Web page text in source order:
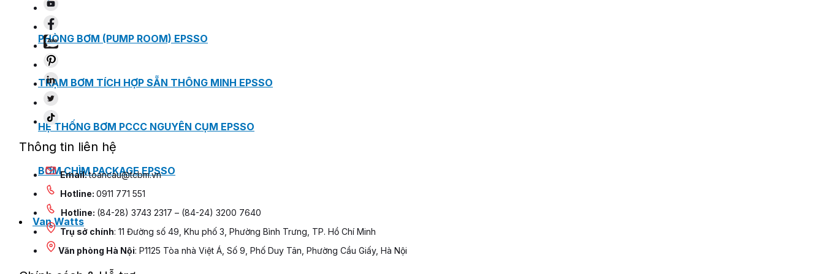
PHÒNG BƠM (PUMP ROOM) EPSSO
TRẠM BƠM TÍCH HỢP SẴN THÔNG MINH EPSSO
HỆ THỐNG BƠM PCCC NGUYÊN CỤM EPSSO
BƠM CHÌM PACKAGE EPSSO
Van Watts
Thông tin liên hệ
Email:toancau@tcbm.vn
Hotline: 0911 771 551
Hotline: (84-28) 3743 2317 – (84-24) 3200 7640
Trụ sở chính: 11 Đường số 49, Khu phố 3, Phường Bình Trưng, TP. Hồ Chí Minh
Văn phòng Hà Nội: P1125 Tòa nhà Việt Á, Số 9, Phố Duy Tân, Phường Cầu Giấy, Hà Nội